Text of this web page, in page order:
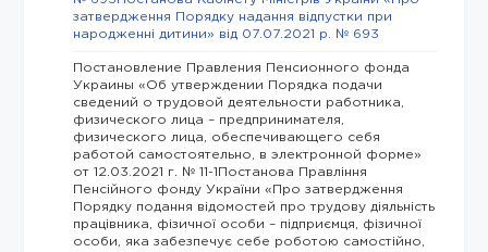
затвердження Порядку надання відпустки при
народженні дитини» від 07.07.2021 р. № 693
Постановление Правления Пенсионного фонда
Украины «Об утверждении Порядка подачи
сведений о трудовой деятельности работника,
физического лица – предпринимателя,
физического лица, обеспечивающего себя
работой самостоятельно, в электронной форме»
от 12.03.2021 г. № 11-1Постанова Правління
Пенсійного фонду України «Про затвердження
Порядку подання відомостей про трудову діяльність
працівника, фізичної особи – підприємця, фізичної
особи, яка забезпечує себе роботою самостійно,